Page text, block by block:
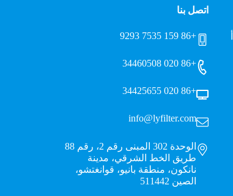
اتصل بنا
+86 159 7535 9293
+86 020 34460508
+86 020 34425655
info@lyfilter.com
الوحدة 302 المبنى رقم 2، رقم 88
طريق الخط الشرقي، مدينة
نانكون، منطقة بانيو، قوانغتشو،
الصين 511442